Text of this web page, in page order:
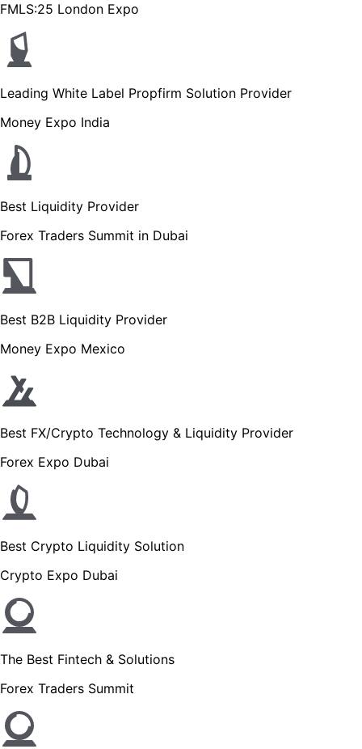
FMLS:25 London Expo
Leading White Label Propfirm Solution Provider
Money Expo India
Best Liquidity Provider
Forex Traders Summit in Dubai
Best B2B Liquidity Provider
Money Expo Mexico
Best FX/Crypto Technology & Liquidity Provider
Forex Expo Dubai
Best Crypto Liquidity Solution
Crypto Expo Dubai
The Best Fintech & Solutions
Forex Traders Summit